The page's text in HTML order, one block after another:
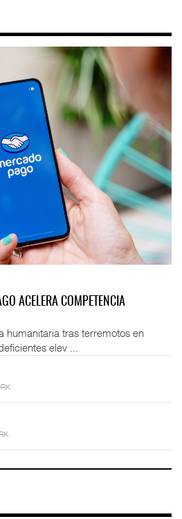
ACELERA COMPETENCIA
tras terremotos en
elev ...